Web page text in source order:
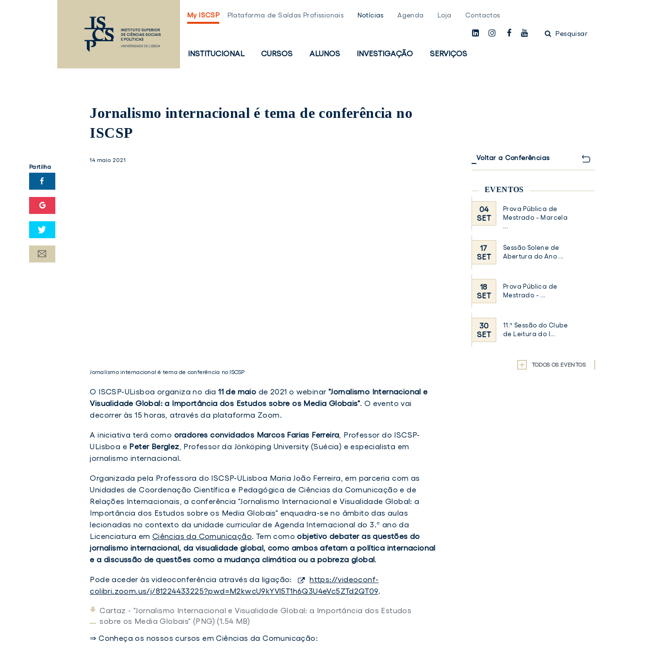
My ISCSP Plataforma de Saídas Profissionais Notícias Agenda Loja Contactos
linkedininstagamfacebook
youtubePesquisar
PÁGINA
INSTITUCIONAL CURSOS ALUNOS INVESTIGAÇÃO SERVIÇOS
Partilha
Jornalismo internacional é tema de conferência no
ISCSP
14 maio 2021
internacional
é
tema
de
no
ISCSP
Jornalismo internacional é tema de conferência no ISCSP
O ISCSP-ULisboa organiza no dia11 de maio de 2021 o webinar "Jornalismo Internacional e
Visualidade Global: a Importância dos Estudos sobre os Media Globais". O evento vai
decorrer às 15 horas, através da plataforma Zoom.
A iniciativa terá como oradores convidados Marcos Farias Ferreira , Professor do ISCSP-
ULisboa e Peter Berglez , Professor da Jönköping University (Suécia) e especialista em
jornalismo internacional.
Organizada pela Professora do ISCSP-ULisboa Maria João Ferreira, em parceria com as
Unidades de Coordenação Científica e Pedagógica de Ciências da Comunicação e de
Relações Internacionais, a conferência "Jornalismo Internacional e Visualidade Global: a
Importância dos Estudos sobre os Media Globais" enquadra-se no âmbito das aulas
lecionadas no contexto da unidade curricular de Agenda Internacional do 3.º ano da
Licenciatura em Ciências da Comunicação. Tem comoobjetivo debater as questões do
jornalismo internacional, da visualidade global, como ambos afetam a política internacional
e a discussão de questões como a mudança climática ou a pobreza global.
Pode aceder às videoconferência através da ligação:
https://videoconf-
colibri.zoom.us/j/81224433225?pwd=M2kwcU9kYVl5T1h6Q3U4eVc5ZTd2QT09.
Cartaz - "Jornalismo Internacional e Visualidade Global: a Importância dos Estudos
sobre os Media Globais" (PNG) (1.54 MB)
⇒ Conheça os nossos cursos em Ciências da Comunicação:
Voltar a Conferências
EVENTOS
04
SET
Prova Pública de
Mestrado - Marcela
...
17
SET
Sessão Solene de
Abertura do Ano ...
18
SET
Prova Pública de
Mestrado - ...
30
SET
11.ª Sessão do Clube
de Leitura do I...
TODOS OS EVENTOS